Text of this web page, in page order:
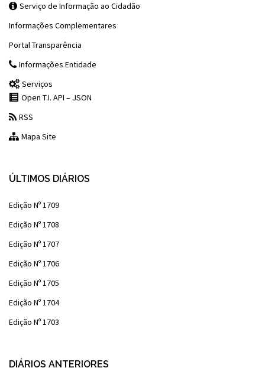
Serviço de Informação ao Cidadão
Informações Complementares
Portal Transparência
Informações Entidade
Serviços
Open T.I. API – JSON
RSS
Mapa Site
ÚLTIMOS DIÁRIOS
Edição Nº 1709
Edição Nº 1708
Edição Nº 1707
Edição Nº 1706
Edição Nº 1705
Edição Nº 1704
Edição Nº 1703
DIÁRIOS ANTERIORES